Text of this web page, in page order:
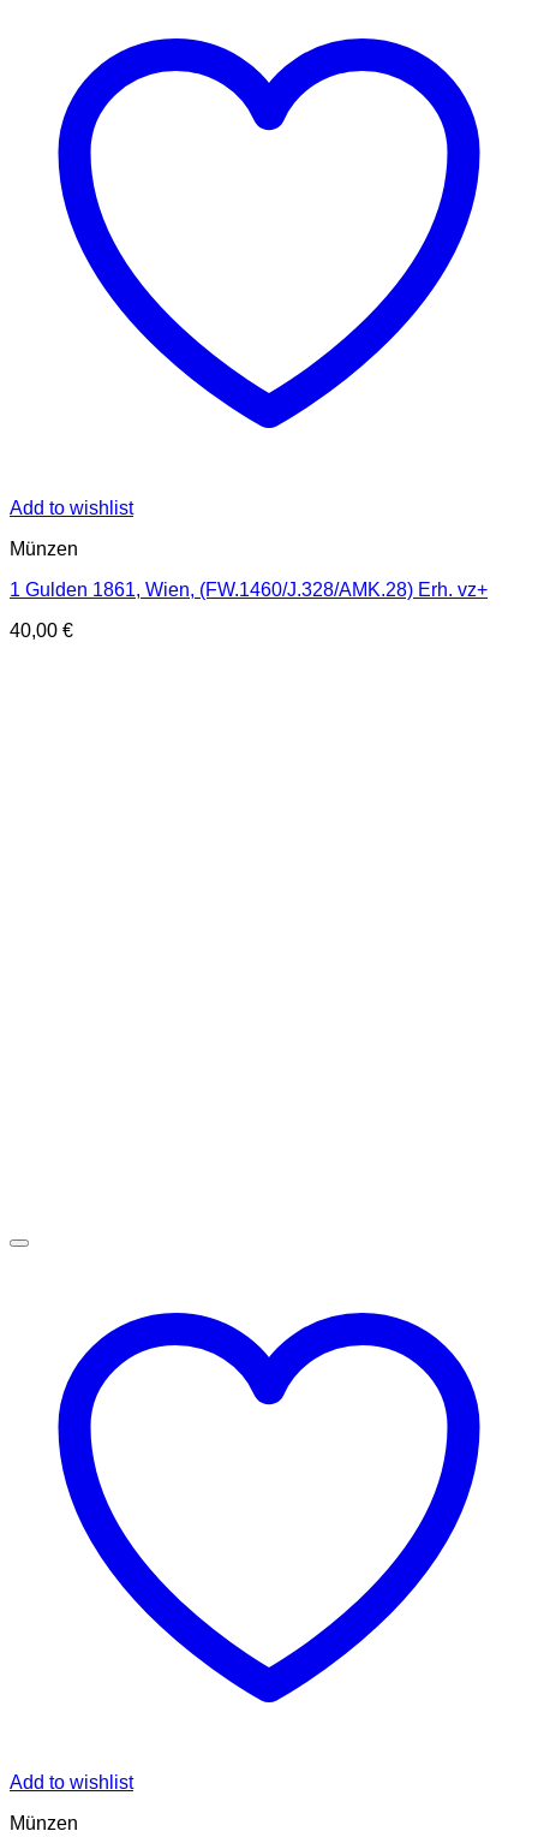
Add to wishlist
Münzen
1 Gulden 1861, Wien, (FW.1460/J.328/AMK.28) Erh. vz+
40,00 €
Add to wishlist
Münzen